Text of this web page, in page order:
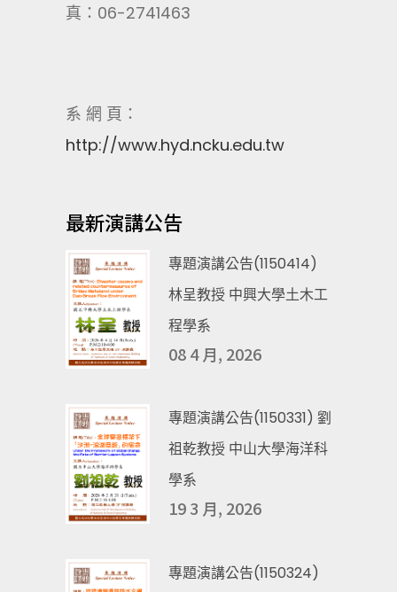
真：06-2741463
系 網 頁：
http://www.hyd.ncku.edu.tw
最新演講公告
專題演講公告(1150414)
林呈教授 中興大學土木工
程學系
08 4 月, 2026
專題演講公告(1150331) 劉
祖乾教授 中山大學海洋科
學系
19 3 月, 2026
專題演講公告(1150324)